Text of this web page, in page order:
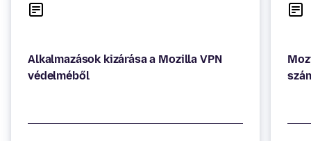
Alkalmazások kizárása a Mozilla VPN
védelméből